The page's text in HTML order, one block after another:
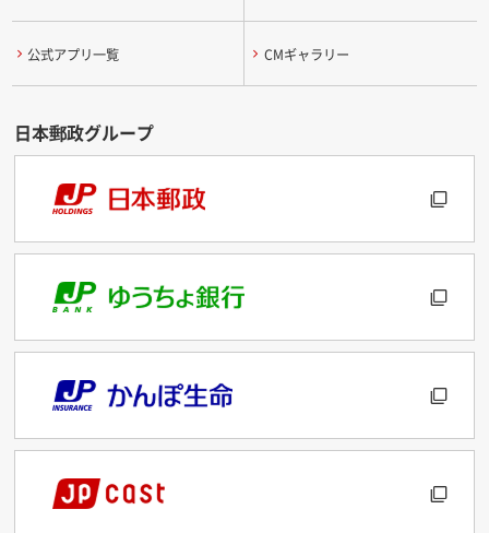
公式アプリ一覧 CMギャラリー